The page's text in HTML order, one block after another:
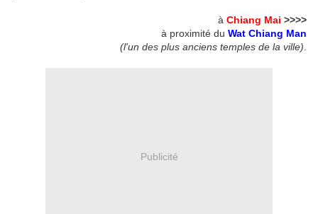
à Chiang Mai >>>>
à proximité du Wat Chiang Man
(l'un des plus anciens temples de la ville)
Publicité